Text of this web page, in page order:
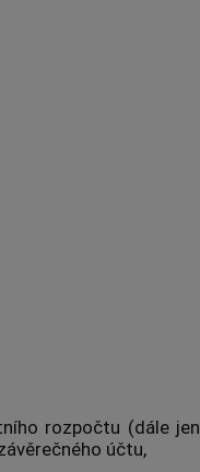
rozpočtu (dále jen
účtu,